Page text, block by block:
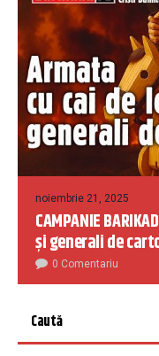
noiembrie 21, 2025
CAMPANIE
și generali de
0 Comentariu